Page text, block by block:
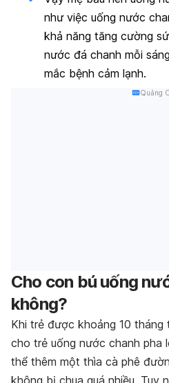
như việc uống nước
khả năng tăng cường
nước đá chanh mỗi
mắc bệnh cảm lạnh.
Quảng
Cho con bú uống
không?
Khi trẻ được khoảng 10
cho trẻ uống nước chanh pha
thể thêm một thìa cà phê